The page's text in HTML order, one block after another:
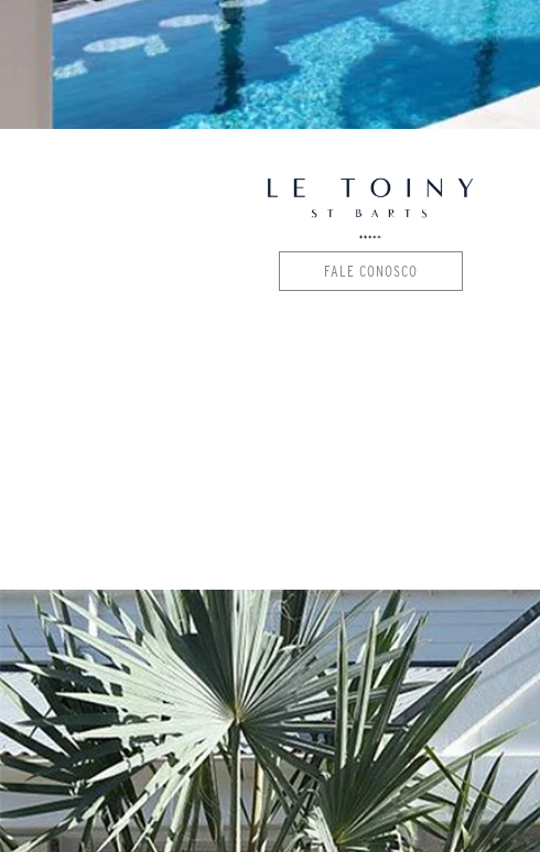
FALE CONOSCO